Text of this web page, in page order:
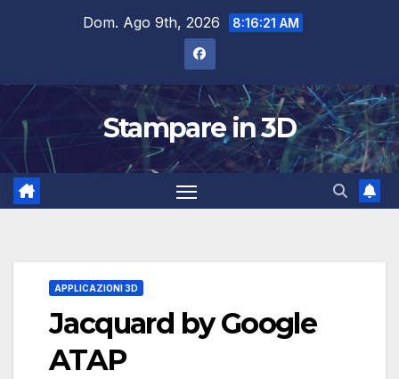
Dom. Ago 9th, 2026 8:16:22 AM
Stampare in 3D
APPLICAZIONI 3D
Jacquard by Google
ATAP